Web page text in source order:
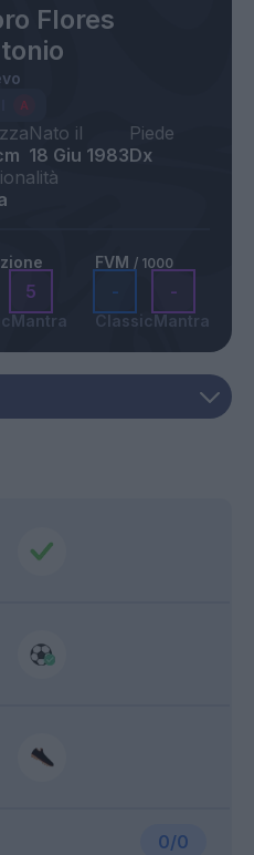
Flores
Nato il
18 Giu 1983
Piede
Dx
5
Mantra
FVM / 1000
-
Classic
-
Mantra
0/0